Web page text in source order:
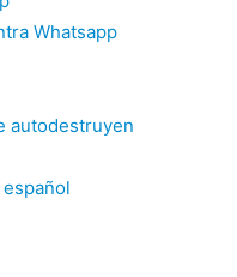
Whatsapp
autodestruyen